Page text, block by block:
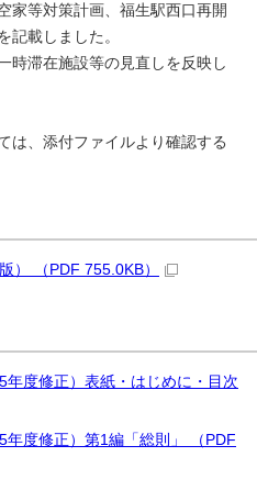
家等対策計画、福生駅西口再開
記載しました。
時滞在施設等の見直しを反映し
は、添付ファイルより確認する
） （PDF 755.0KB）
年度修正）表紙・はじめに・目次
年度修正）第1編「総則」 （PDF